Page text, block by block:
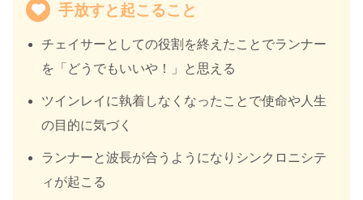
手放すと起こること
チェイサーとしての役割を終えたことでランナー
を「どうでもいいや！」と思える
ツインレイに執着しなくなったことで使命や人生
の目的に気づく
ランナーと波長が合うようになりシンクロニシテ
ィが起こる